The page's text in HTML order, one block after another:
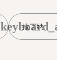
拉丁纳